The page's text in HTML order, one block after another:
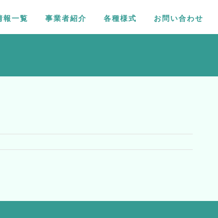
報一覧 事業者紹介 各種様式 お問い合わせ